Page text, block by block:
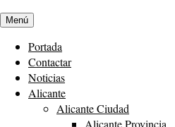
Menú
Portada
Contactar
Noticias
Alicante
Alicante Ciudad
Alicante Provincia